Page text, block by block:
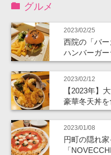
グルメ
2023/02/25
西院の「バ
ハンバーガー
2023/02/12
【2023年】
豪華冬天丼を
2023/01/08
円町の隠れ
「